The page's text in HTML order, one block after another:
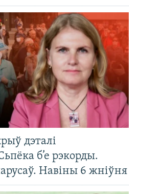
дэталі
б’е рэкорды.
Навіны 6 жніўня